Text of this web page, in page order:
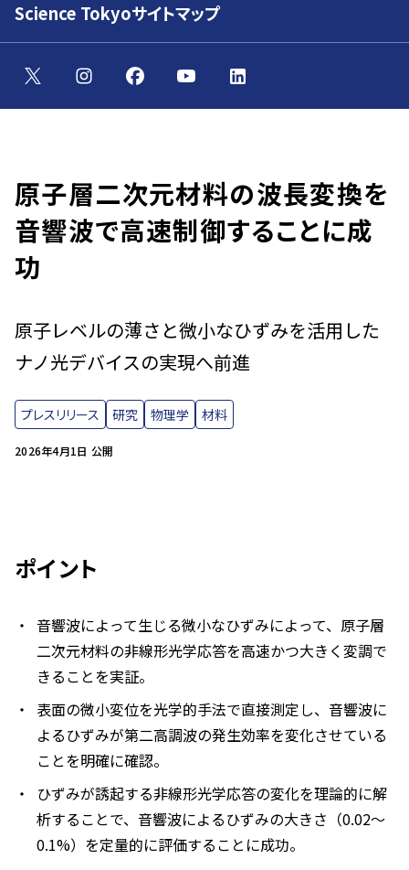
Science Tokyoサイトマップ
原子層二次元材料の波長変換を
音響波で高速制御することに成
功
2026年4月1日 公開
原子レベルの薄さと微小なひずみを活用した
ナノ光デバイスの実現へ前進
プレスリリース 研究 物理学 材料
ポイント
音響波によって生じる微小なひずみによって、原子層
二次元材料の非線形光学応答を高速かつ大きく変調で
きることを実証。
表面の微小変位を光学的手法で直接測定し、音響波に
よるひずみが第二高調波の発生効率を変化させている
ことを明確に確認。
ひずみが誘起する非線形光学応答の変化を理論的に解
析することで、音響波によるひずみの大きさ（0.02～
0.1%）を定量的に評価することに成功。